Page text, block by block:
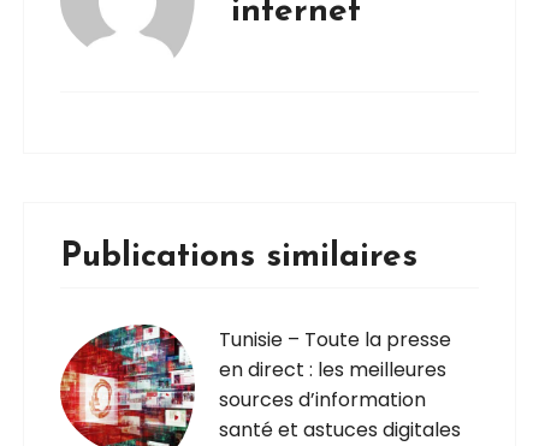
internet
Publications similaires
Tunisie – Toute la presse
en direct : les meilleures
sources d’information
santé et astuces digitales